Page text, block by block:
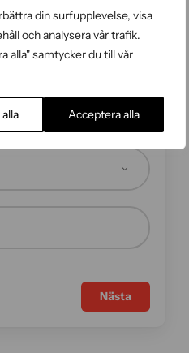
din surfupplevelse, visa
och analysera vår trafik.
alla" samtycker du till vår
Acceptera alla
Nästa